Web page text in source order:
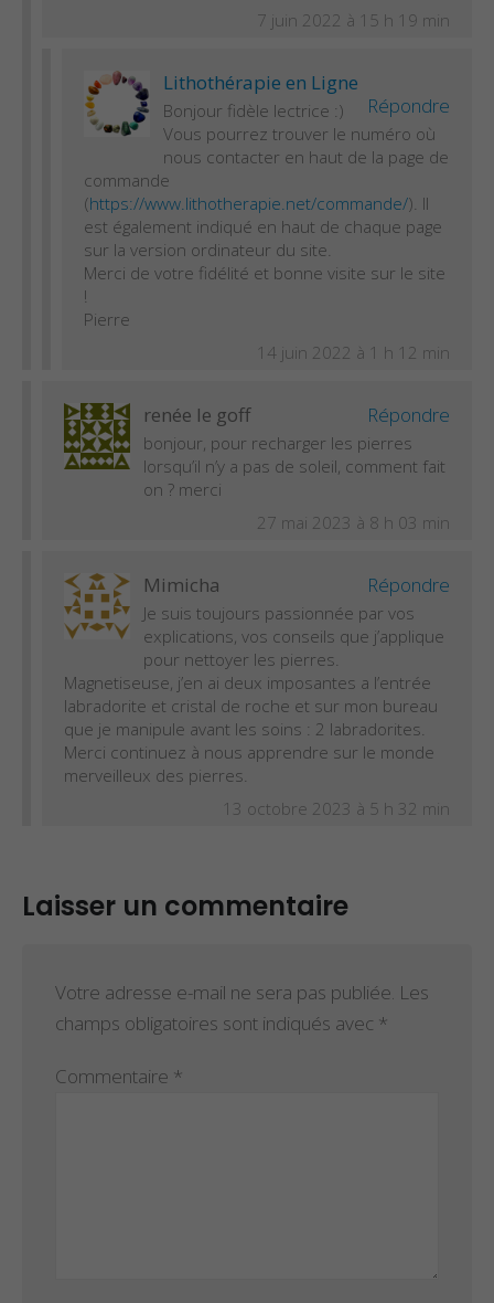
7 juin 2022 à 15 h 19 min
Lithothérapie en Ligne
Répondre
Bonjour fidèle lectrice :)
Vous pourrez trouver le numéro où
nous contacter en haut de la page de
commande
(https://www.lithotherapie.net/commande/). Il
est également indiqué en haut de chaque page
sur la version ordinateur du site.
Merci de votre fidélité et bonne visite sur le site
!
Pierre
14 juin 2022 à 1 h 12 min
renée le goff Répondre
bonjour, pour recharger les pierres
lorsqu’il n’y a pas de soleil, comment fait
on ? merci
27 mai 2023 à 8 h 03 min
Mimicha Répondre
Je suis toujours passionnée par vos
explications, vos conseils que j’applique
pour nettoyer les pierres.
Magnetiseuse, j’en ai deux imposantes a l’entrée
labradorite et cristal de roche et sur mon bureau
que je manipule avant les soins : 2 labradorites.
Merci continuez à nous apprendre sur le monde
merveilleux des pierres.
13 octobre 2023 à 5 h 32 min
Laisser un commentaire
Votre adresse e-mail ne sera pas publiée. Les
champs obligatoires sont indiqués avec *
Commentaire *